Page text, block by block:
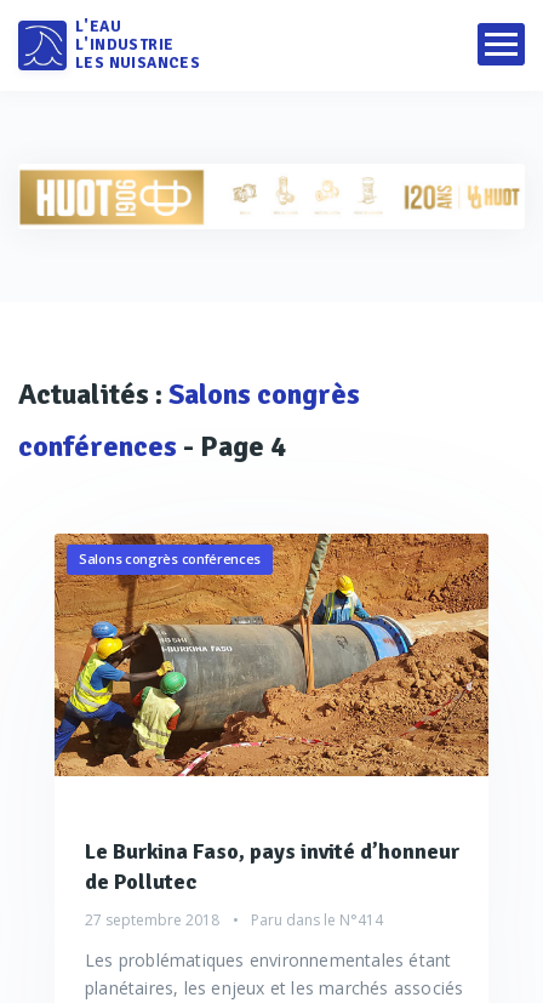
L'EAU
L'INDUSTRIE
LES NUISANCES
Actualités : Salons congrès
conférences - Page 4
Salons congrès conférences
Le Burkina Faso, pays invité d’honneur
de Pollutec
27 septembre 2018 Paru dans le N°414
Les problématiques environnementales étant
planétaires, les enjeux et les marchés associés